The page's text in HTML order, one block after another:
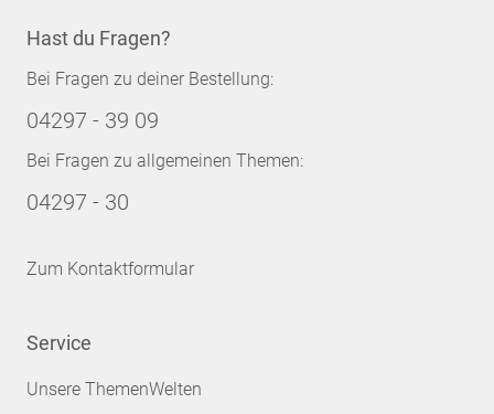
Hast du Fragen?
Bei Fragen zu deiner Bestellung:
04297 - 39 09
Bei Fragen zu allgemeinen Themen:
04297 - 30
Zum Kontaktformular
Service
Unsere ThemenWelten